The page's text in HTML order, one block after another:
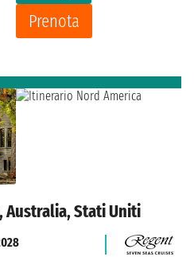
Prenota
Australia, Stati Uniti